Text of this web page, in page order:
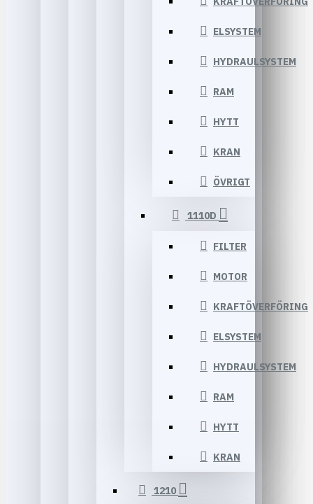
ELSYSTEM
HYDRAULSYSTEM
RAM
HYTT
KRAN
ÖVRIGT
1110D
FILTER
MOTOR
KRAFTÖVERFÖRING
ELSYSTEM
HYDRAULSYSTEM
RAM
HYTT
KRAN
1210